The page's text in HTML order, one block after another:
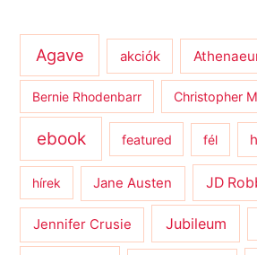
Agave akciók
Bernie Rhodenbarr Christopher
ebook featured fél
hírek Jane Austen JD
Jennifer Crusie Jubileum